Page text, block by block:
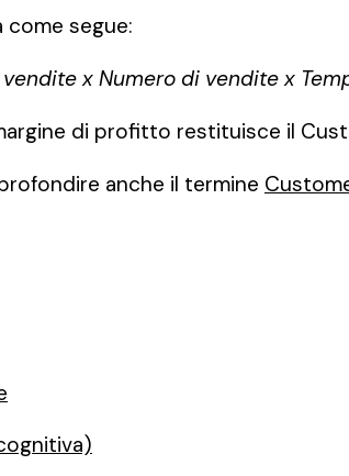
come segue:
vendite x Numero di vendite x
di profitto restituisce il
anche il termine